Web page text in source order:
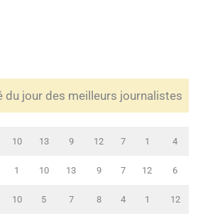
du jour des meilleurs journalistes
10 13 9 12 7 1 4
1 10 13 9 7 12 6
10 5 7 8 4 1 12